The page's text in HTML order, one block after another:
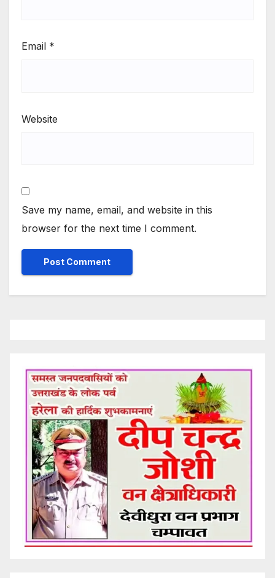
Email *
Website
Save my name, email, and website in this
browser for the next time I comment.